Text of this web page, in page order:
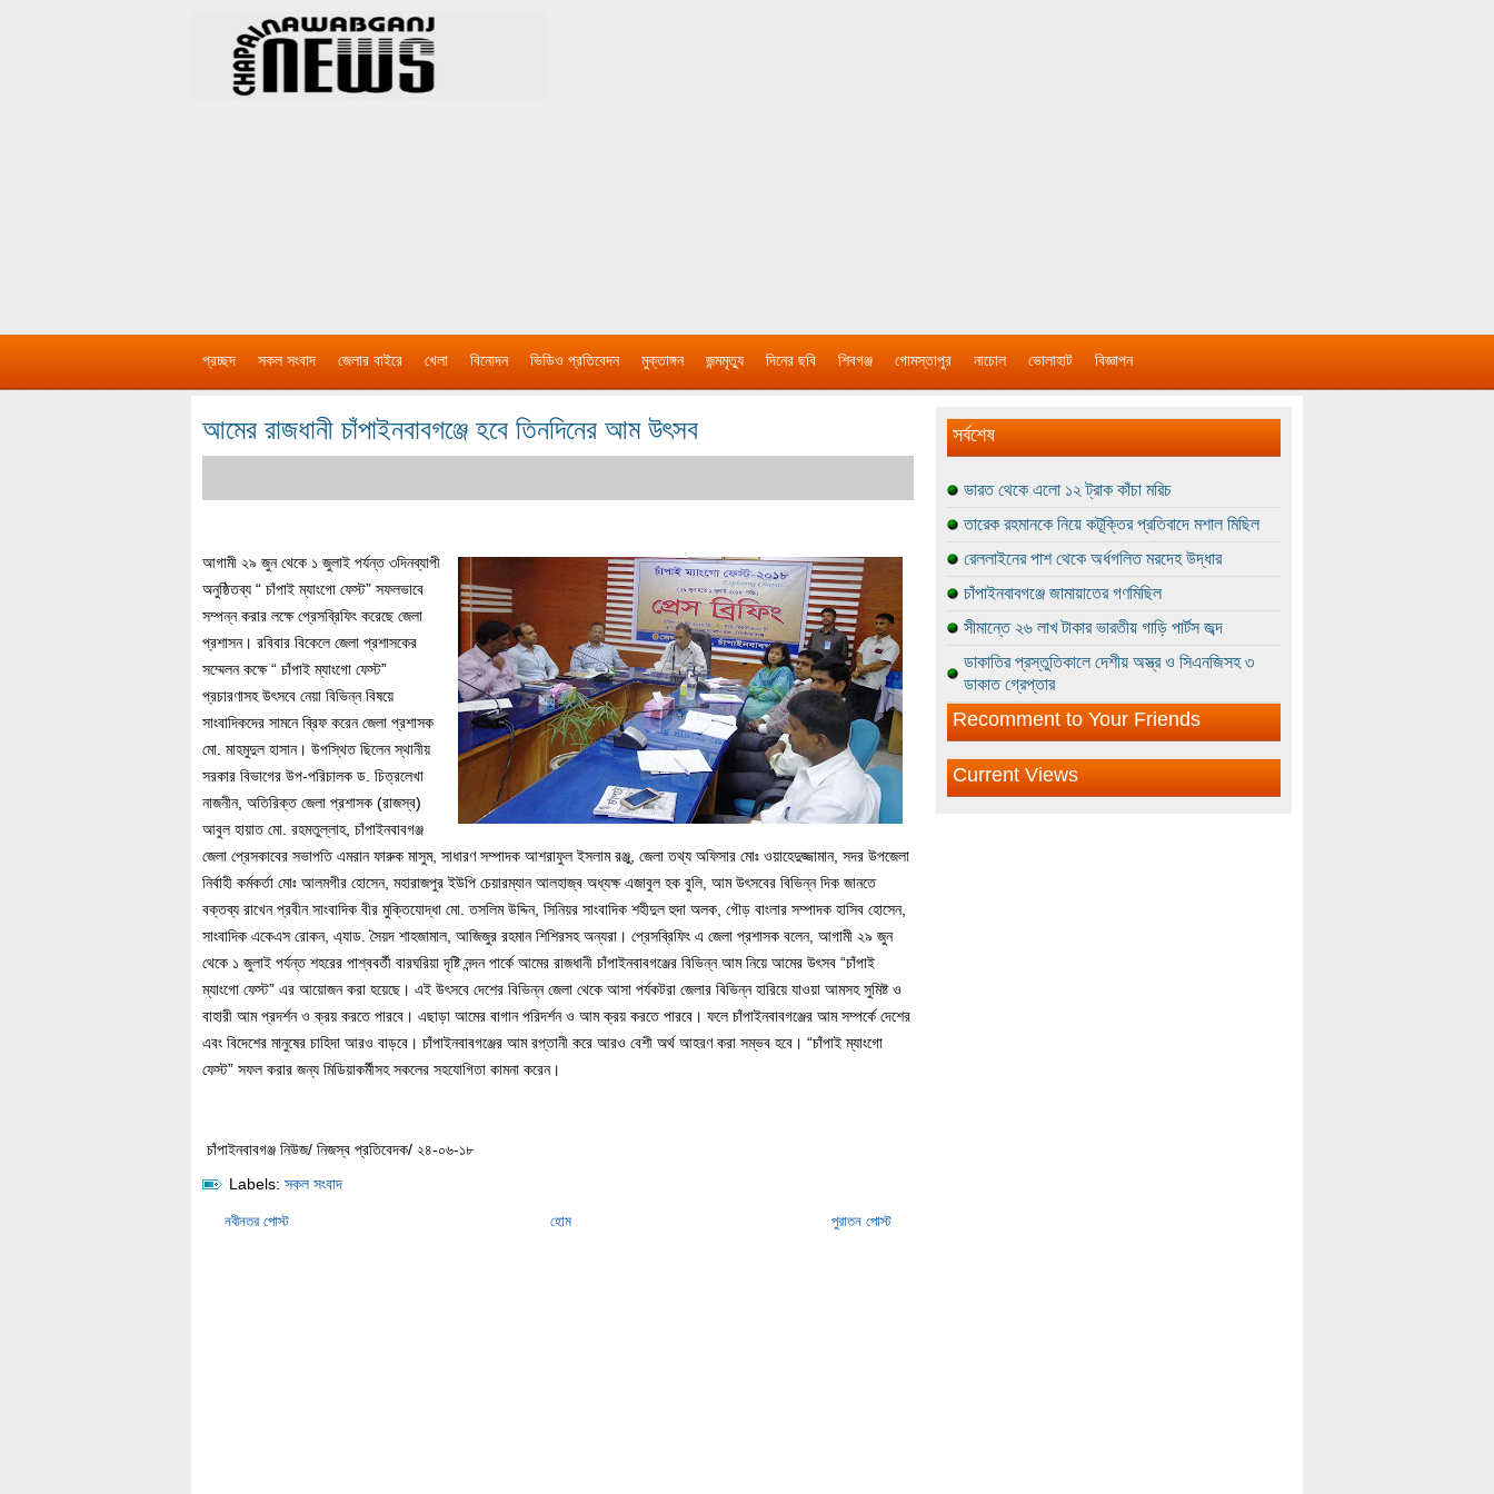
প্রচ্ছদ সকল সংবাদ জেলার বাইরে খেলা বিনোদন ভিডিও প্রতিবেদন মুক্তাঙ্গন জন্মমৃত্যু দিনের ছবি শিবগঞ্জ গোমস্তাপুর নাচোল ভোলাহাট বিজ্ঞাপন
আমের রাজধানী চাঁপাইনবাবগঞ্জে হবে তিনদিনের আম উৎসব
আগামী ২৯ জুন থেকে ১ জুলাই পর্যন্ত ৩দিনব্যাপী
অনুষ্ঠিতব্য “ চাঁপাই ম্যাংগো ফেস্ট” সফলভাবে
সম্পন্ন করার লক্ষে প্রেসব্রিফিং করেছে জেলা
প্রশাসন। রবিবার বিকেলে জেলা প্রশাসকের
সম্মেলন কক্ষে “ চাঁপাই ম্যাংগো ফেস্ট”
প্রচারণাসহ উৎসবে নেয়া বিভিন্ন বিষয়ে
সাংবাদিকদের সামনে ব্রিফ করেন জেলা প্রশাসক
মো. মাহমুদুল হাসান। উপস্থিত ছিলেন স্থানীয়
সরকার বিভাগের উপ-পরিচালক ড. চিত্রলেখা
নাজনীন, অতিরিক্ত জেলা প্রশাসক (রাজস্ব)
আবুল হায়াত মো. রহমতুল্লাহ, চাঁপাইনবাবগঞ্জ
জেলা প্রেসকাবের সভাপতি এমরান ফারুক মাসুম, সাধারণ সম্পাদক আশরাফুল ইসলাম রঞ্জু, জেলা তথ্য অফিসার মোঃ ওয়াহেদুজ্জামান, সদর উপজেলা
নির্বাহী কর্মকর্তা মোঃ আলমগীর হোসেন, মহারাজপুর ইউপি চেয়ারম্যান আলহাজ্ব অধ্যক্ষ এজাবুল হক বুলি, আম উৎসবের বিভিন্ন দিক জানতে
বক্তব্য রাখেন প্রবীন সাংবাদিক বীর মুক্তিযোদ্ধা মো. তসলিম উদ্দিন, সিনিয়র সাংবাদিক শহীদুল হুদা অলক, গৌড় বাংলার সম্পাদক হাসিব হোসেন,
সাংবাদিক একেএস রোকন, এ্যাড. সৈয়দ শাহজামাল, আজিজুর রহমান শিশিরসহ অন্যরা। প্রেসব্রিফিং এ জেলা প্রশাসক বলেন, আগামী ২৯ জুন
থেকে ১ জুলাই পর্যন্ত শহরের পাশ্ববর্তী বারঘরিয়া দৃষ্টি নন্দন পার্কে আমের রাজধানী চাঁপাইনবাবগঞ্জের বিভিন্ন আম নিয়ে আমের উৎসব “চাঁপাই
ম্যাংগো ফেস্ট” এর আয়োজন করা হয়েছে। এই উৎসবে দেশের বিভিন্ন জেলা থেকে আসা পর্যকটরা জেলার বিভিন্ন হারিয়ে যাওয়া আমসহ সুমিষ্ট ও
বাহারী আম প্রদর্শন ও ক্রয় করতে পারবে। এছাড়া আমের বাগান পরিদর্শন ও আম ক্রয় করতে পারবে। ফলে চাঁপাইনবাবগঞ্জের আম সম্পর্কে দেশের
এবং বিদেশের মানুষের চাহিদা আরও বাড়বে। চাঁপাইনবাবগঞ্জের আম রপ্তানী করে আরও বেশী অর্থ আহরণ করা সম্ভব হবে। “চাঁপাই ম্যাংগো
ফেস্ট” সফল করার জন্য মিডিয়াকর্মীসহ সকলের সহযোগিতা কামনা করেন।
চাঁপাইনবাবগঞ্জ নিউজ/ নিজস্ব প্রতিবেদক/ ২৪-০৬-১৮
Labels: সকল সংবাদ
নবীনতর পোস্ট পুরাতন পোস্ট
হোম
সর্বশেষ
ভারত থেকে এলো ১২ ট্রাক কাঁচা মরিচ
তারেক রহমানকে নিয়ে কটূক্তির প্রতিবাদে মশাল মিছিল
রেললাইনের পাশ থেকে অর্ধগলিত মরদেহ উদ্ধার
চাঁপাইনবাবগঞ্জে জামায়াতের গণমিছিল
সীমান্তে ২৬ লাখ টাকার ভারতীয় গাড়ি পার্টস জব্দ
ডাকাতির প্রস্তুতিকালে দেশীয় অস্ত্র ও সিএনজিসহ ৩
ডাকাত গ্রেপ্তার
Recomment to Your Friends
Current Views